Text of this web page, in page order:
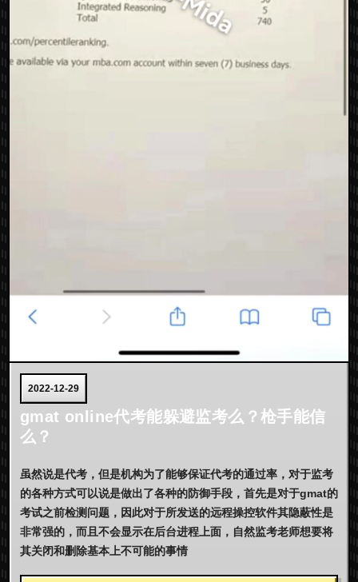
2022-12-29
gmat online代考能躲避监考么？枪手能信
么？
虽然说是代考，但是机构为了能够保证代考的通过率，对于监考
的各种方式可以说是做出了各种的防御手段，首先是对于gmat的
考试之前检测问题，因此对于所发送的远程操控软件其隐蔽性是
非常强的，而且不会显示在后台进程上面，自然监考老师想要将
其关闭和删除基本上不可能的事情